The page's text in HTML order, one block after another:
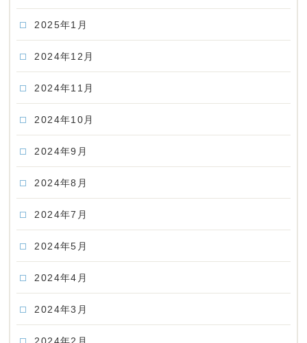
2025年1月
2024年12月
2024年11月
2024年10月
2024年9月
2024年8月
2024年7月
2024年5月
2024年4月
2024年3月